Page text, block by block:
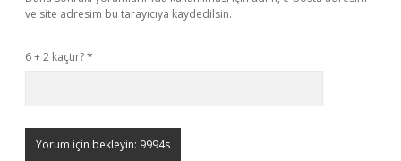
ve site adresim bu tarayıcıya kaydedilsin.
6 + 2 kaçtır?*